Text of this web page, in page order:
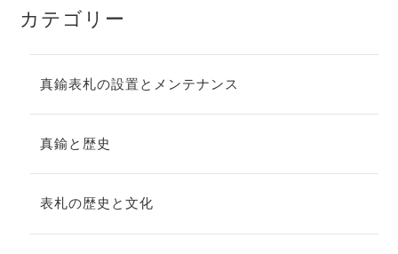
カテゴリー
真鍮表札の設置とメンテナンス
真鍮と歴史
表札の歴史と文化